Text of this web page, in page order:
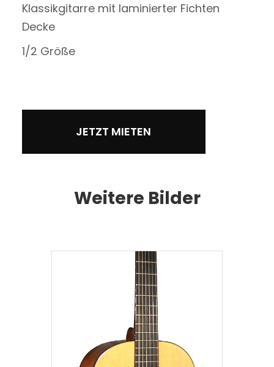
Klassikgitarre mit laminierter Fichten
Decke
1/2 Größe
JETZT MIETEN
Weitere Bilder